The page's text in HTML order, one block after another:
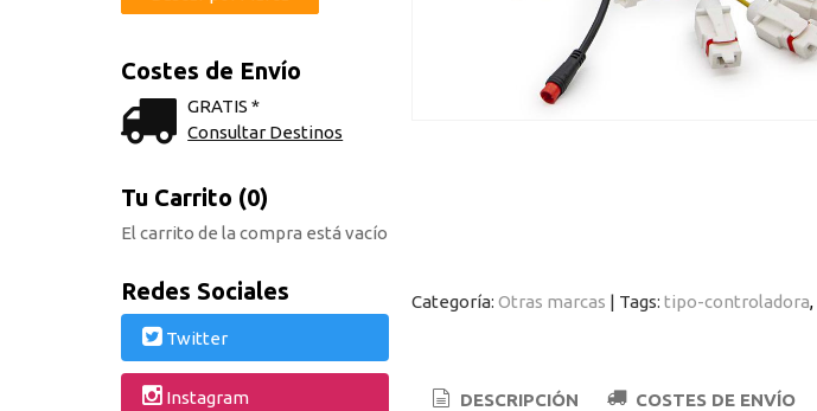
Costes de Envío
GRATIS *
Consultar Destinos
Tu Carrito (0)
El carrito de la compra está vacío
Redes Sociales
Twitter
Instagram
Categoría: Otras marcas | Tags: tipo-controladora
DESCRIPCIÓN COSTES DE ENVÍO